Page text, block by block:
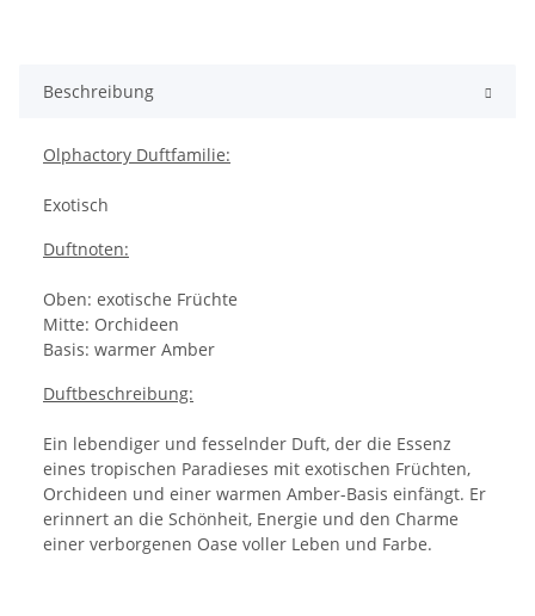
Beschreibung
Olphactory Duftfamilie:
Exotisch
Duftnoten:
Oben: exotische Früchte
Mitte: Orchideen
Basis: warmer Amber
Duftbeschreibung:
Ein lebendiger und fesselnder Duft, der die Essenz
eines tropischen Paradieses mit exotischen Früchten,
Orchideen und einer warmen Amber-Basis einfängt. Er
erinnert an die Schönheit, Energie und den Charme
einer verborgenen Oase voller Leben und Farbe.